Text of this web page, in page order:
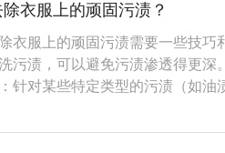
衣服上的顽固污渍？
衣服上的顽固污渍需要一些技
污渍，可以避免污渍渗透得更
针对某些特定类型的污渍（如油